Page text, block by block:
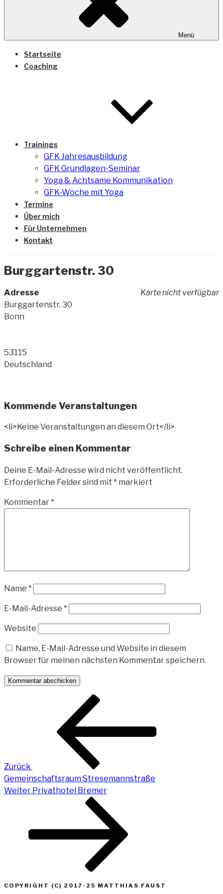
Menü
Startseite
Coaching
Trainings
GFK Jahresausbildung
GFK Grundlagen-Seminar
Yoga & Achtsame Kommunikation
GFK-Woche mit Yoga
Termine
Über mich
Für Unternehmen
Kontakt
Burggartenstr. 30
Karte nicht verfügbar
Adresse
Burggartenstr. 30
Bonn
53115
Deutschland
Kommende Veranstaltungen
<li>Keine Veranstaltungen an diesem Ort</li>
Schreibe einen Kommentar
Deine E-Mail-Adresse wird nicht veröffentlicht.
Erforderliche Felder sind mit * markiert
Kommentar*
Name *
E-Mail-Adresse *
Website
Name, E-Mail-Adresse und Website in diesem
Browser für meinen nächsten Kommentar speichern.
Beitragsnavigation
Zurück
Gemeinschaftsraum Stresemannstraße
Nächster
Weiter Privathotel Bremer
COPYRIGHT (C) 2017-25 MATTHIAS FAUST
Kundenbewertungen und Erfahrungen zu
SEHR GUT